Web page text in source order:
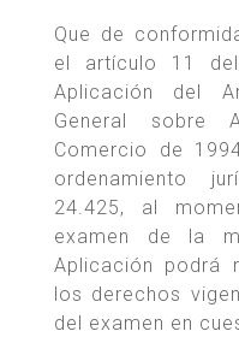
Que de
el artículo 11
Aplicación del
General sobre
Comercio de
ordenamiento
24.425, al
examen de la
Aplicación podrá
los derechos
del examen en